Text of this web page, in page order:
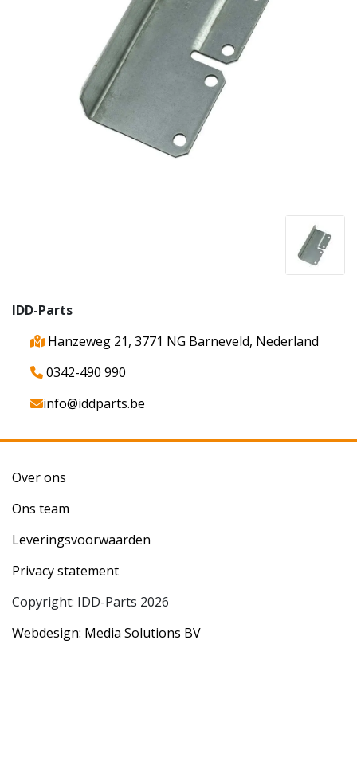
IDD-Parts
Hanzeweg 21, 3771 NG Barneveld, Nederland
0342-490 990
info@iddparts.be
Over ons
Ons team
Leveringsvoorwaarden
Privacy statement
Copyright: IDD-Parts 2026
Webdesign: Media Solutions BV